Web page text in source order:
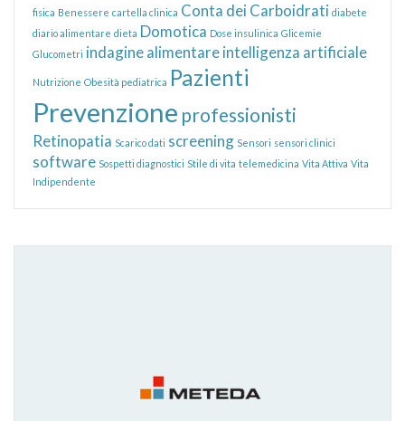
fisica Benessere cartella clinica Conta dei Carboidrati diabete
diario alimentare dieta Domotica Dose insulinica Glicemie
Glucometri indagine alimentareintelligenza artificiale
Nutrizione Obesità pediatrica Pazienti
Prevenzione professionisti
Retinopatia Scarico dati screening Sensori sensori clinici
software Sospetti diagnostici Stile di vita telemedicina Vita Attiva Vita
Indipendente